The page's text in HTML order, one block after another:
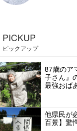
PICKUP
ピックアップ
87歳のア
子さん』
最強おば
他県民が
百景】驚